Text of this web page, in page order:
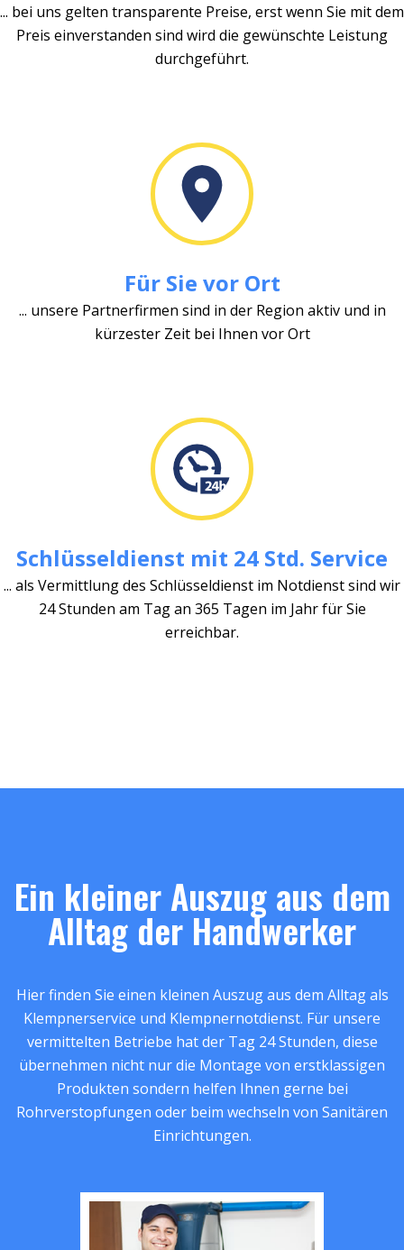
... bei uns gelten transparente Preise, erst wenn Sie mit dem
Preis einverstanden sind wird die gewünschte Leistung
durchgeführt.
Für Sie vor Ort
... unsere Partnerfirmen sind in der Region aktiv und in
kürzester Zeit bei Ihnen vor Ort
Schlüsseldienst mit 24 Std. Service
... als Vermittlung des Schlüsseldienst im Notdienst sind wir
24 Stunden am Tag an 365 Tagen im Jahr für Sie
erreichbar.
Ein kleiner Auszug aus dem
Alltag der Handwerker
Hier finden Sie einen kleinen Auszug aus dem Alltag als
Klempnerservice und Klempnernotdienst. Für unsere
vermittelten Betriebe hat der Tag 24 Stunden, diese
übernehmen nicht nur die Montage von erstklassigen
Produkten sondern helfen Ihnen gerne bei
Rohrverstopfungen oder beim wechseln von Sanitären
Einrichtungen.